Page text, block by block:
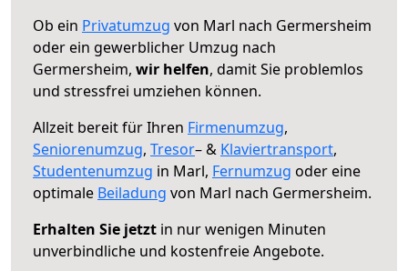
Ob ein Privatumzug von Marl nach Germersheim
oder ein gewerblicher Umzug nach
Germersheim, wir helfen, damit Sie problemlos
und stressfrei umziehen können.
Allzeit bereit für Ihren Firmenumzug,
Seniorenumzug, Tresor– & Klaviertransport,
Studentenumzug in Marl, Fernumzug oder eine
optimale Beiladung von Marl nach Germersheim.
Erhalten Sie jetzt in nur wenigen Minuten
unverbindliche und kostenfreie Angebote.